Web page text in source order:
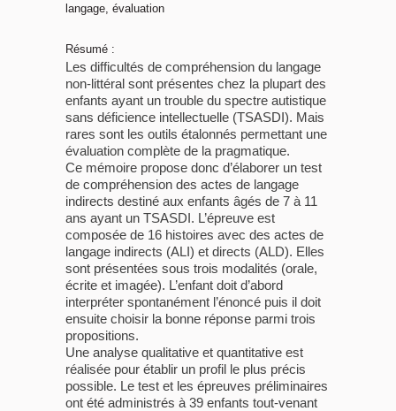
langage, évaluation
Résumé :
Les difficultés de compréhension du langage
non-littéral sont présentes chez la plupart des
enfants ayant un trouble du spectre autistique
sans déficience intellectuelle (TSASDI). Mais
rares sont les outils étalonnés permettant une
évaluation complète de la pragmatique.
Ce mémoire propose donc d’élaborer un test
de compréhension des actes de langage
indirects destiné aux enfants âgés de 7 à 11
ans ayant un TSASDI. L’épreuve est
composée de 16 histoires avec des actes de
langage indirects (ALI) et directs (ALD). Elles
sont présentées sous trois modalités (orale,
écrite et imagée). L’enfant doit d’abord
interpréter spontanément l’énoncé puis il doit
ensuite choisir la bonne réponse parmi trois
propositions.
Une analyse qualitative et quantitative est
réalisée pour établir un profil le plus précis
possible. Le test et les épreuves préliminaires
ont été administrés à 39 enfants tout-venant